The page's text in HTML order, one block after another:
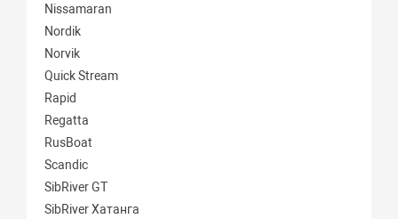
Nissamaran
Nordik
Norvik
Quick Stream
Rapid
Regatta
RusBoat
Scandic
SibRiver GT
SibRiver Хатанга